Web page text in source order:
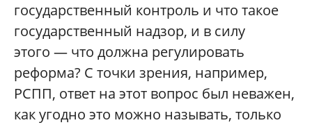
государственный контроль и что такое
государственный надзор, и в силу
этого — что должна регулировать
реформа? С точки зрения, например,
РСПП, ответ на этот вопрос был неважен,
как угодно это можно называть, только